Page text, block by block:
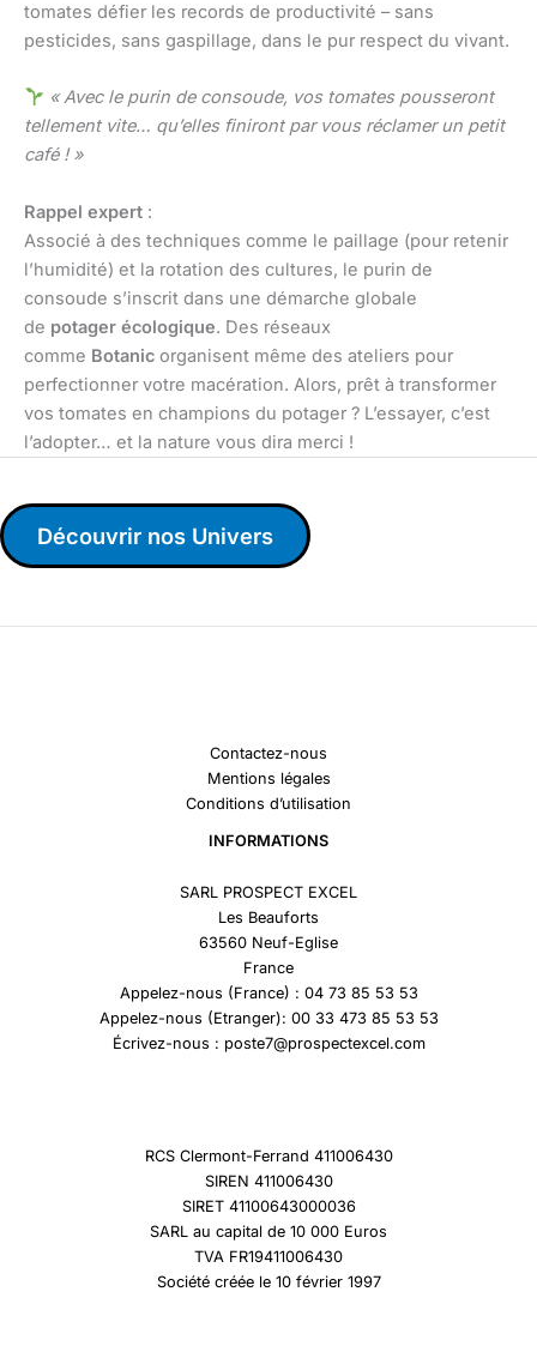
tomates défier les records de productivité – sans
pesticides, sans gaspillage, dans le pur respect du vivant.
« Avec le purin de consoude, vos tomates pousseront
tellement vite… qu’elles finiront par vous réclamer un petit
café ! »
Rappel expert :
Associé à des techniques comme le paillage (pour retenir
l’humidité) et la rotation des cultures, le purin de
consoude s’inscrit dans une démarche globale
de potager écologique. Des réseaux
comme Botanic organisent même des ateliers pour
perfectionner votre macération. Alors, prêt à transformer
vos tomates en champions du potager ? L’essayer, c’est
l’adopter… et la nature vous dira merci !
Découvrir nos Univers
Contactez-nous
Mentions légales
Conditions d’utilisation
INFORMATIONS
SARL PROSPECT EXCEL
Les Beauforts
63560 Neuf-Eglise
France
Appelez-nous (France) : 04 73 85 53 53
Appelez-nous (Etranger): 00 33 473 85 53 53
Écrivez-nous : poste7@prospectexcel.com
RCS Clermont-Ferrand 411006430
SIREN 411006430
SIRET 41100643000036
SARL au capital de 10 000 Euros
TVA FR19411006430
Société créée le 10 février 1997